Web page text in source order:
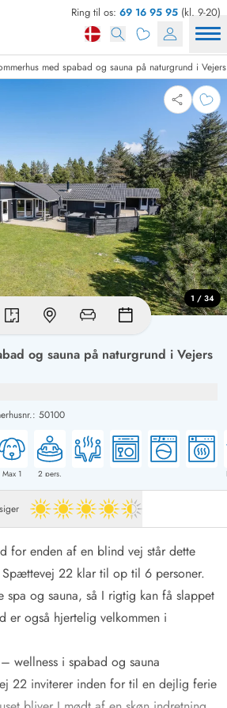
Ring til os: 69 16 95 95 (kl. 9-20)
med spabad og sauna på naturgrund i
og sauna på naturgrund i Vejers
50100
Max 1 2 pers.
1 / 34
4.5 ud af 5
for enden af en blind vej står dette
22 klar til op til 6 personer.
spa og sauna, så I rigtig kan få slappet
er også hjertelig velkommen i
wellness i spabad og sauna
22 inviterer inden for til en dejlig ferie